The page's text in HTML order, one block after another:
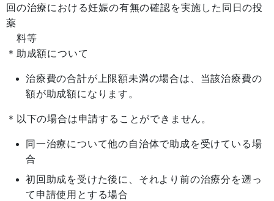
回の治療における妊娠の有無の確認を実施した同日の投
薬
料等
＊助成額について
治療費の合計が上限額未満の場合は、当該治療費の
額が助成額になります。
＊以下の場合は申請することができません。
同一治療について他の自治体で助成を受けている場
合
初回助成を受けた後に、それより前の治療分を遡っ
て申請使用とする場合